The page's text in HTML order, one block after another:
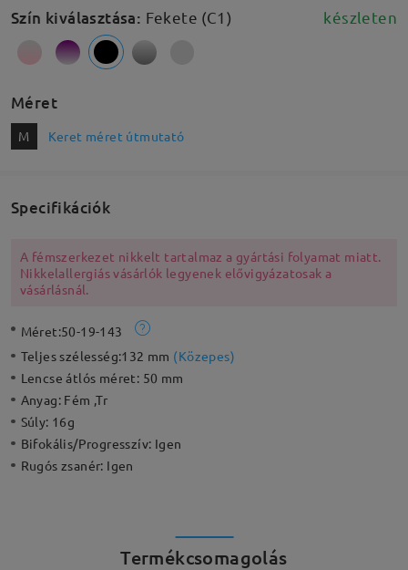
Szín kiválasztása: Fekete (C1) készleten
Méret
M Keret méret útmutató
Specifikációk
A fémszerkezet nikkelt tartalmaz a gyártási folyamat miatt.
Nikkelallergiás vásárlók legyenek elővigyázatosak a
vásárlásnál.
Méret:50-19-143
Teljes szélesség:132 mm (Közepes)
Lencse átlós méret: 50 mm
Anyag: Fém ,Tr
Súly: 16g
Bifokális/Progresszív: Igen
Rugós zsanér: Igen
Termékcsomagolás